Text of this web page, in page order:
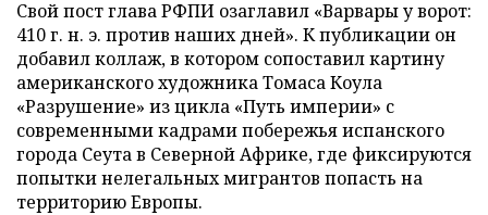
Свой пост глава РФПИ озаглавил «Варвары у ворот:
410 г. н. э. против наших дней». К публикации он
добавил коллаж, в котором сопоставил картину
американского художника Томаса Коула
«Разрушение» из цикла «Путь империи» с
современными кадрами побережья испанского
города Сеута в Северной Африке, где фиксируются
попытки нелегальных мигрантов попасть на
территорию Европы.